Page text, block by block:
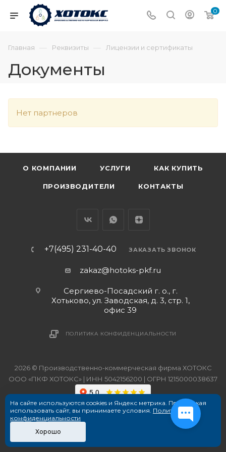
0
Главная — Реквизиты — Лицензии и сертификаты
Документы
Нет партнеров
О КОМПАНИИ УСЛУГИ КАК КУПИТЬ
ПРОИЗВОДИТЕЛИ КОНТАКТЫ
+7(495) 231-40-40 ЗАКАЗАТЬ ЗВОНОК
zakaz@hotoks-pkf.ru
Сергиево-Посадский г. о., г.
Хотьково, ул. Заводская, д. 3, стр. 1,
офис 39
ПОЛИТИКА КОНФИДЕНЦИАЛЬНОСТИ
2026 © Производственно-коммерческая фирма ХОТОКС
ООО «ПКФ ХОТОКС» | ИНН 5042156200 | ОГРН 1215000038637
На сайте используются cookies и Яндекс метрика. Продолжая
использовать сайт, вы принимаете условия. Политика
конфиденциальности
Хорошо